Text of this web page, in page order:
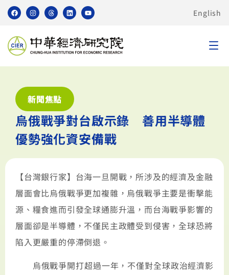
English
新聞焦點
烏俄戰爭對台啟示錄 善用半導體
優勢強化資安備戰
【台灣銀行家】台海一旦開戰，所涉及的經濟及金融
層面會比烏俄戰爭更加複雜，烏俄戰爭主要是衝擊能
源、糧食進而引發全球通膨升溫，而台海戰爭影響的
層面卻是半導體，不僅民主政體受到侵害，全球恐將
陷入更嚴重的停滯倒退。
烏俄戰爭開打超過一年，不僅對全球政治經濟影